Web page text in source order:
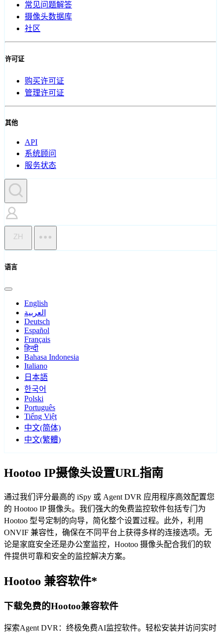
常见问题解答
摄像头数据库
社区
许可证
购买许可证
管理许可证
其他
API
系统顾问
服务状态
ZH
语言
English
العربية
Deutsch
Español
Français
हिन्दी
Bahasa Indonesia
Italiano
日本語
한국어
Polski
Português
Tiếng Việt
中文(简体)
中文(繁體)
Hootoo IP摄像头设置URL指南
通过我们评分最高的 iSpy 或 Agent DVR 应用程序高效配置您
的 Hootoo IP 摄像头。我们强大的免费监控软件包括专门为
Hootoo 型号定制的向导，简化整个设置过程。此外，利用
ONVIF 兼容性，确保在不同平台上获得多样的连接选项。无
论是家庭安全还是办公室监控，Hootoo 摄像头配合我们的软
件提供可靠和安全的监控解决方案。
Hootoo 兼容软件*
下载免费的Hootoo兼容软件
探索Agent DVR：终极免费AI监控软件。轻松安装并访问实时